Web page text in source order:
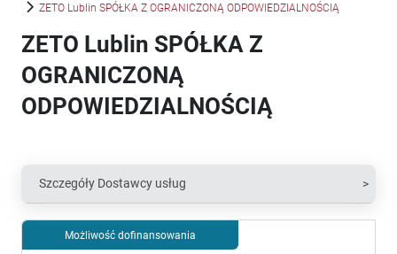
ZETO Lublin SPÓŁKA Z OGRANICZONĄ ODPOWIEDZIALNOŚCIĄ
ZETO Lublin SPÓŁKA Z
OGRANICZONĄ
ODPOWIEDZIALNOŚCIĄ
Możliwość dofinansowania
Szczegóły Dostawcy usług